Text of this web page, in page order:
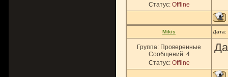
Статус: Offline
Mikis
Группа: Проверенные
Сообщений: 4
Статус: Offline